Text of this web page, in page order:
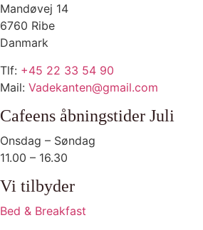
Mandøvej 14
6760 Ribe
Danmark
Tlf: +45 22 33 54 90
Mail: Vadekanten@gmail.com
Cafeens åbningstider Juli
Onsdag – Søndag
11.00 – 16.30
Vi tilbyder
Bed & Breakfast